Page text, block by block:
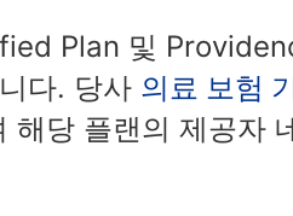
Plan 및
다. 당사 의료 보험
해당 플랜의 제공자